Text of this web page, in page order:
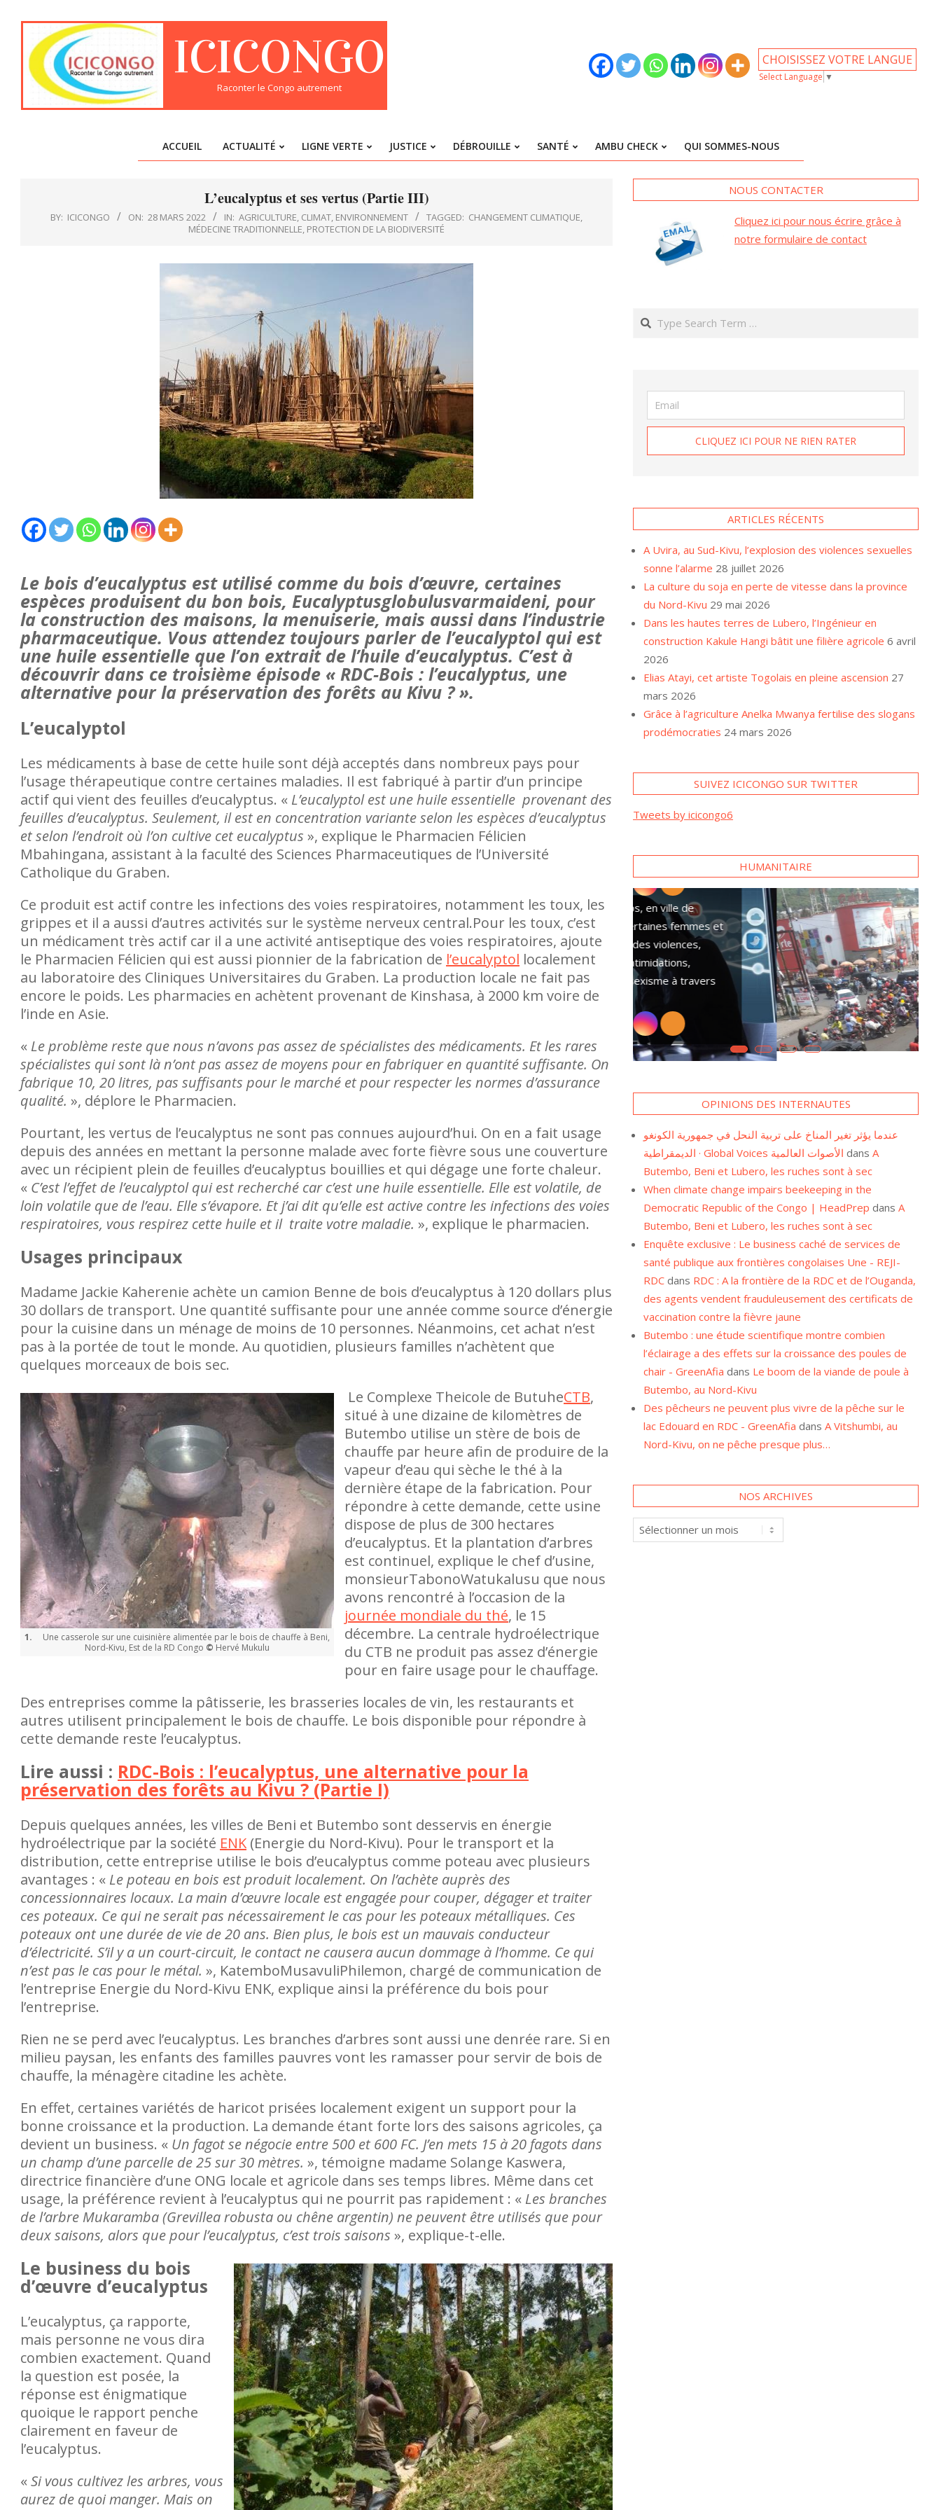
content
ICICONGO
Raconter le Congo autrement
CHOISISSEZ VOTRE LANGUE
Select Language ▼
Primary
ACCUEIL ACTUALITÉ LIGNE VERTE JUSTICE DÉBROUILLE SANTÉ AMBU CHECK QUI SOMMES-NOUS
L’eucalyptus et ses vertus (Partie III)
BY: ICICONGO ON: 28 MARS 2022 IN: AGRICULTURE, CLIMAT, ENVIRONNEMENT TAGGED: CHANGEMENT CLIMATIQUE,
MÉDECINE TRADITIONNELLE, PROTECTION DE LA BIODIVERSITÉ
Le bois d’eucalyptus est utilisé comme du bois d’œuvre, certaines
espèces produisent du bon bois, Eucalyptusglobulusvarmaideni, pour
la construction des maisons, la menuiserie, mais aussi dans l’industrie
pharmaceutique. Vous attendez toujours parler de l’eucalyptol qui est
une huile essentielle que l’on extrait de l’huile d’eucalyptus. C’est à
découvrir dans ce troisième épisode « RDC-Bois : l’eucalyptus, une
alternative pour la préservation des forêts au Kivu ? ».
L’eucalyptol
Les médicaments à base de cette huile sont déjà acceptés dans nombreux pays pour
l’usage thérapeutique contre certaines maladies. Il est fabriqué à partir d’un principe
actif qui vient des feuilles d’eucalyptus. « L’eucalyptol est une huile essentielle provenant des
feuilles d’eucalyptus. Seulement, il est en concentration variante selon les espèces d’eucalyptus
et selon l’endroit où l’on cultive cet eucalyptus », explique le Pharmacien Félicien
Mbahingana, assistant à la faculté des Sciences Pharmaceutiques de l’Université
Catholique du Graben.
Ce produit est actif contre les infections des voies respiratoires, notamment les toux, les
grippes et il a aussi d’autres activités sur le système nerveux central.Pour les toux, c’est
un médicament très actif car il a une activité antiseptique des voies respiratoires, ajoute
le Pharmacien Félicien qui est aussi pionnier de la fabrication de l’eucalyptol localement
au laboratoire des Cliniques Universitaires du Graben. La production locale ne fait pas
encore le poids. Les pharmacies en achètent provenant de Kinshasa, à 2000 km voire de
l’inde en Asie.
« Le problème reste que nous n’avons pas assez de spécialistes des médicaments. Et les rares
spécialistes qui sont là n’ont pas assez de moyens pour en fabriquer en quantité suffisante. On
fabrique 10, 20 litres, pas suffisants pour le marché et pour respecter les normes d’assurance
qualité. », déplore le Pharmacien.
Pourtant, les vertus de l’eucalyptus ne sont pas connues aujourd’hui. On en a fait usage
depuis des années en mettant la personne malade avec forte fièvre sous une couverture
avec un récipient plein de feuilles d’eucalyptus bouillies et qui dégage une forte chaleur.
« C’est l’effet de l’eucalyptol qui est recherché car c’est une huile essentielle. Elle est volatile, de
loin volatile que de l’eau. Elle s’évapore. Et j’ai dit qu’elle est active contre les infections des voies
respiratoires, vous respirez cette huile et il traite votre maladie. », explique le pharmacien.
Usages principaux
Madame Jackie Kaherenie achète un camion Benne de bois d’eucalyptus à 120 dollars plus
30 dollars de transport. Une quantité suffisante pour une année comme source d’énergie
pour la cuisine dans un ménage de moins de 10 personnes. Néanmoins, cet achat n’est
pas à la portée de tout le monde. Au quotidien, plusieurs familles n’achètent que
quelques morceaux de bois sec.
1. Une casserole sur une cuisinière alimentée par le bois de chauffe à Beni,
Nord-Kivu, Est de la RD Congo © Hervé Mukulu
Le Complexe Theicole de ButuheCTB,
situé à une dizaine de kilomètres de
Butembo utilise un stère de bois de
chauffe par heure afin de produire de la
vapeur d’eau qui sèche le thé à la
dernière étape de la fabrication. Pour
répondre à cette demande, cette usine
dispose de plus de 300 hectares
d’eucalyptus. Et la plantation d’arbres
est continuel, explique le chef d’usine,
monsieurTabonoWatukalusu que nous
avons rencontré à l’occasion de la
journée mondiale du thé, le 15
décembre. La centrale hydroélectrique
du CTB ne produit pas assez d’énergie
pour en faire usage pour le chauffage.
Des entreprises comme la pâtisserie, les brasseries locales de vin, les restaurants et
autres utilisent principalement le bois de chauffe. Le bois disponible pour répondre à
cette demande reste l’eucalyptus.
Lire aussi : RDC-Bois : l’eucalyptus, une alternative pour la
préservation des forêts au Kivu ? (Partie I)
Depuis quelques années, les villes de Beni et Butembo sont desservis en énergie
hydroélectrique par la société ENK (Energie du Nord-Kivu). Pour le transport et la
distribution, cette entreprise utilise le bois d’eucalyptus comme poteau avec plusieurs
avantages : « Le poteau en bois est produit localement. On l’achète auprès des
concessionnaires locaux. La main d’œuvre locale est engagée pour couper, dégager et traiter
ces poteaux. Ce qui ne serait pas nécessairement le cas pour les poteaux métalliques. Ces
poteaux ont une durée de vie de 20 ans. Bien plus, le bois est un mauvais conducteur
d’électricité. S’il y a un court-circuit, le contact ne causera aucun dommage à l’homme. Ce qui
n’est pas le cas pour le métal. », KatemboMusavuliPhilemon, chargé de communication de
l’entreprise Energie du Nord-Kivu ENK, explique ainsi la préférence du bois pour
l’entreprise.
Rien ne se perd avec l’eucalyptus. Les branches d’arbres sont aussi une denrée rare. Si en
milieu paysan, les enfants des familles pauvres vont les ramasser pour servir de bois de
chauffe, la ménagère citadine les achète.
En effet, certaines variétés de haricot prisées localement exigent un support pour la
bonne croissance et la production. La demande étant forte lors des saisons agricoles, ça
devient un business. « Un fagot se négocie entre 500 et 600 FC. J’en mets 15 à 20 fagots dans
un champ d’une parcelle de 25 sur 30 mètres. », témoigne madame Solange Kaswera,
directrice financière d’une ONG locale et agricole dans ses temps libres. Même dans cet
usage, la préférence revient à l’eucalyptus qui ne pourrit pas rapidement : « Les branches
de l’arbre Mukaramba (Grevillea robusta ou chêne argentin) ne peuvent être utilisés que pour
deux saisons, alors que pour l’eucalyptus, c’est trois saisons », explique-t-elle.
Le business du bois
d’œuvre d’eucalyptus
L’eucalyptus, ça rapporte,
mais personne ne vous dira
combien exactement. Quand
la question est posée, la
réponse est énigmatique
quoique le rapport penche
clairement en faveur de
l’eucalyptus.
«Si vous cultivez les arbres, vous
aurez de quoi manger. Mais on
NOUS CONTACTER
Cliquez ici pour nous écrire grâce à
notre formulaire de contact
Search
ARTICLES RÉCENTS
A Uvira, au Sud-Kivu, l’explosion des violences sexuelles
sonne l’alarme 28 juillet 2026
La culture du soja en perte de vitesse dans la province
du Nord-Kivu 29 mai 2026
Dans les hautes terres de Lubero, l’Ingénieur en
construction Kakule Hangi bâtit une filière agricole 6 avril
2026
Elias Atayi, cet artiste Togolais en pleine ascension 27
mars 2026
Grâce à l’agriculture Anelka Mwanya fertilise des slogans
prodémocraties 24 mars 2026
SUIVEZ ICICONGO SUR TWITTER
Tweets by icicongo6
HUMANITAIRE
violences en ligne
Butembo et ailleurs,
des violences,
ainsi que du
A Goma, plusieurs familles
sportifs pour survivre
Dans la ville de Goma, chef-lieu de la
province du Nord-Kivu, pour survivre,
plusieurs hommes et femmes chefs de
ménages se tournent vers le pari foot.
Ceci depuis l’occupation de
Les femmes très absentes des accords de paix
en RDC
Dans ses recherches sur le genre, la communication publique et
processus de paix en RDC, Rose Kahambu Tuombeane révèle
des faiblesses majeures dans l’application de ces accords, en
Ces superstitions qui accentuent les
sexuelles contre des pygmées dans
RDC
L’Est de la République Démocratique du Congo-
depuis plusieurs années des conflits armés. Des
pygmées sont parmi les plus victimes. Elles
de violence
OPINIONS DES INTERNAUTES
الديمقراطية · Global Voices الأصوات العالميةdans A
Butembo, Beni et Lubero, les ruches sont à sec
When climate change impairs beekeeping in the
Democratic Republic of the Congo | HeadPrepdans
Butembo, Beni et Lubero, les ruches sont à sec
Enquête exclusive : Le business caché de services de
santé publique aux frontières congolaises Une - REJI-
RDCdansRDC : A la frontière de la RDC et de l’Ouganda,
des agents vendent frauduleusement des certificats de
vaccination contre la fièvre jaune
Butembo : une étude scientifique montre combien
l’éclairage a des effets sur la croissance des poules de
chair - GreenAfia dans Le boom de la viande de poule à
Butembo, au Nord-Kivu
Des pêcheurs ne peuvent plus vivre de la pêche sur le
lac Edouard en RDC - GreenAfiadansA Vitshumbi, au
Nord-Kivu, on ne pêche presque plus…
NOS ARCHIVES
archives